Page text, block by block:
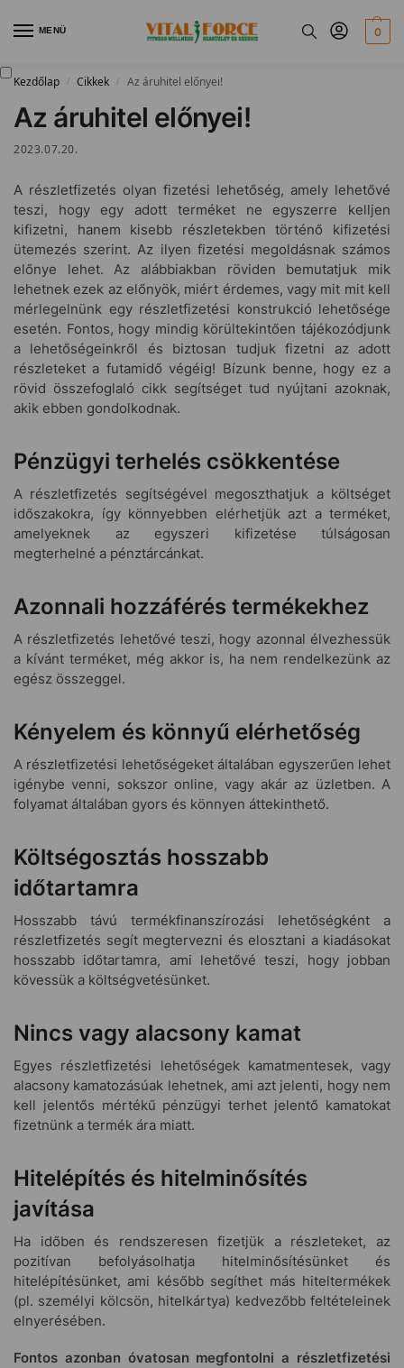
MENÜ 0
Kezdőlap / Cikkek / Az áruhitel előnyei!
Az áruhitel előnyei!
2023.07.20.
A részletfizetés olyan fizetési lehetőség, amely lehetővé
teszi, hogy egy adott terméket ne egyszerre kelljen
kifizetni, hanem kisebb részletekben történő kifizetési
ütemezés szerint. Az ilyen fizetési megoldásnak számos
előnye lehet. Az alábbiakban röviden bemutatjuk mik
lehetnek ezek az előnyök, miért érdemes, vagy mit mit kell
mérlegelnünk egy részletfizetési konstrukció lehetősége
esetén. Fontos, hogy mindig körültekintően tájékozódjunk
a lehetőségeinkről és biztosan tudjuk fizetni az adott
részleteket a futamidő végéig! Bízunk benne, hogy ez a
rövid összefoglaló cikk segítséget tud nyújtani azoknak,
akik ebben gondolkodnak.
Pénzügyi terhelés csökkentése
A részletfizetés segítségével megoszthatjuk a költséget
időszakokra, így könnyebben elérhetjük azt a terméket,
amelyeknek az egyszeri kifizetése túlságosan
megterhelné a pénztárcánkat.
Azonnali hozzáférés termékekhez
A részletfizetés lehetővé teszi, hogy azonnal élvezhessük
a kívánt terméket, még akkor is, ha nem rendelkezünk az
egész összeggel.
Kényelem és könnyű elérhetőség
A részletfizetési lehetőségeket általában egyszerűen lehet
igénybe venni, sokszor online, vagy akár az üzletben. A
folyamat általában gyors és könnyen áttekinthető.
Költségosztás hosszabb
időtartamra
Hosszabb távú termékfinanszírozási lehetőségként a
részletfizetés segít megtervezni és elosztani a kiadásokat
hosszabb időtartamra, ami lehetővé teszi, hogy jobban
kövessük a költségvetésünket.
Nincs vagy alacsony kamat
Egyes részletfizetési lehetőségek kamatmentesek, vagy
alacsony kamatozásúak lehetnek, ami azt jelenti, hogy nem
kell jelentős mértékű pénzügyi terhet jelentő kamatokat
fizetnünk a termék ára miatt.
Hitelépítés és hitelminősítés
javítása
Ha időben és rendszeresen fizetjük a részleteket, az
pozitívan befolyásolhatja hitelminősítésünket és
hitelépítésünket, ami később segíthet más hiteltermékek
(pl. személyi kölcsön, hitelkártya) kedvezőbb feltételeinek
elnyerésében.
Fontos azonban óvatosan megfontolni a részletfizetési